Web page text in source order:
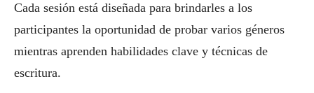
Cada sesión está diseñada para brindarles a los
participantes la oportunidad de probar varios géneros
mientras aprenden habilidades clave y técnicas de
escritura.